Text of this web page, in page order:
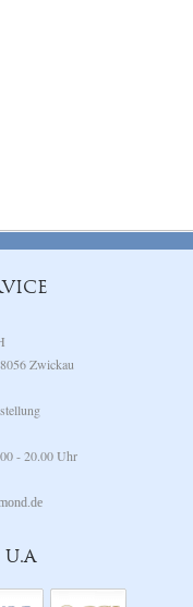
Zwickau
- 20.00 Uhr
U.A